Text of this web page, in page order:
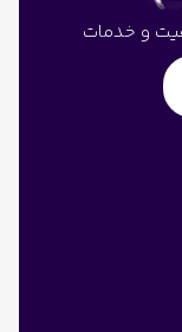
و خدمات